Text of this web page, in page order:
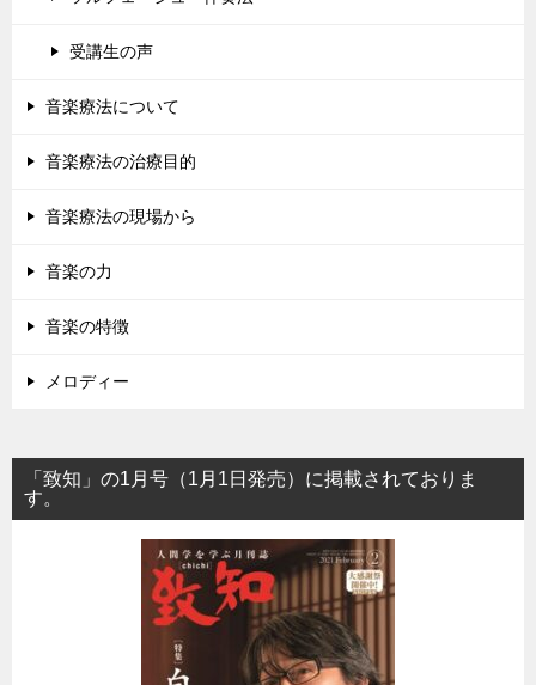
受講生の声
音楽療法について
音楽療法の治療目的
音楽療法の現場から
音楽の力
音楽の特徴
メロディー
「致知」の1月号（1月1日発売）に掲載されておりま
す。